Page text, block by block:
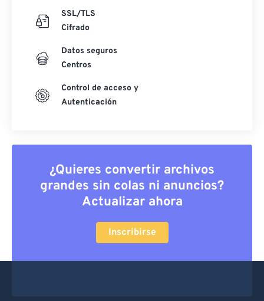
SSL/TLS
Cifrado
Datos seguros
Centros
Control de acceso y
Autenticación
¿Quieres convertir archivos
grandes sin colas ni anuncios?
Actualizar ahora
Inscribirse